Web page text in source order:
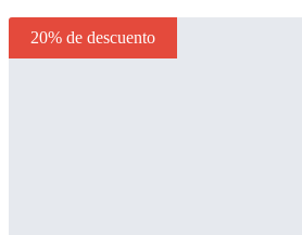
20% de descuento